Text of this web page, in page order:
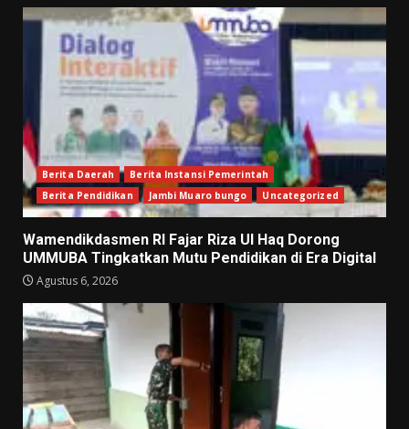
Berita Daerah
Berita Instansi Pemerintah
Berita Pendidikan
Jambi Muaro bungo Uncategorized
Wamendikdasmen RI Fajar Riza Ul Haq Dorong
UMMUBA Tingkatkan Mutu Pendidikan di Era Digital
Agustus 6, 2026